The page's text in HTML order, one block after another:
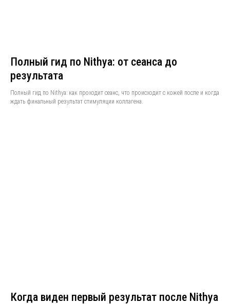
Полный гид по Nithya: от сеанса до
результата
Полный гид по Nithya: как проходит сеанс, что происходит с кожей после и когда
ждать финальный результат стимуляции коллагена.
Когда виден первый результат после Nithya